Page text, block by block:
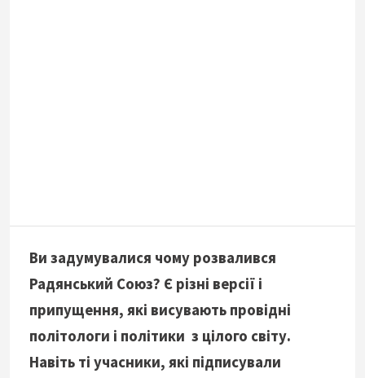
Ви задумувалися чому розвалився
Радянський Союз? Є різні версії і
припущення, які висувають провідні
політологи і політики з цілого світу.
Навіть ті учасники, які підписували